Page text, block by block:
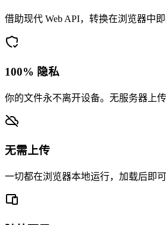
借助现代 Web API，转换在浏览器中即
100% 隐私
你的文件永不离开设备。无服务器上
无需上传
一切都在浏览器本地运行，加载后即可